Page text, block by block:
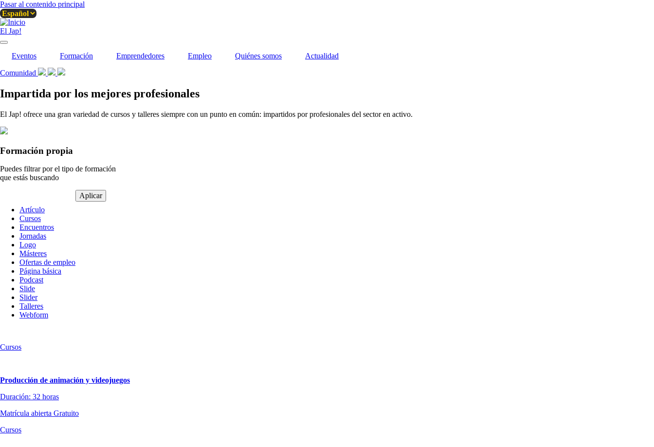
Pasar al contenido principal
El Jap!
Eventos Formación Emprendedores Empleo Quiénes somos Actualidad
Comunidad
Impartida por los mejores profesionales
El Jap! ofrece una gran variedad de cursos y talleres siempre con un punto en común: impartidos por profesionales del sector en activo.
Formación propia
Puedes filtrar por el tipo de formación
que estás buscando
contenido
Artículo
Cursos
Encuentros
Jornadas
Logo
Másteres
Ofertas de empleo
Página básica
Podcast
Slide
Slider
Talleres
Webform
Cursos
Producción de animación y videojuegos
Duración: 32 horas
Matrícula abierta Gratuito
Cursos